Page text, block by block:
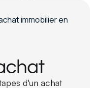
d'un achat